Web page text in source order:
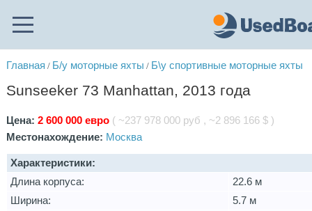
Главная / Б/у моторные яхты / Б\у спортивные моторные яхты
Sunseeker 73 Manhattan, 2013 года
Цена:2 600 000 евро ( ~237 978 000 руб , ~2 896 166 $ )
Местонахождение: Москва
Характеристики:
Длина корпуса:
22.6 м
Ширина:
5.7 м